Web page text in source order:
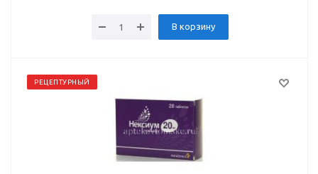
В корзину
РЕЦЕПТУРНЫЙ